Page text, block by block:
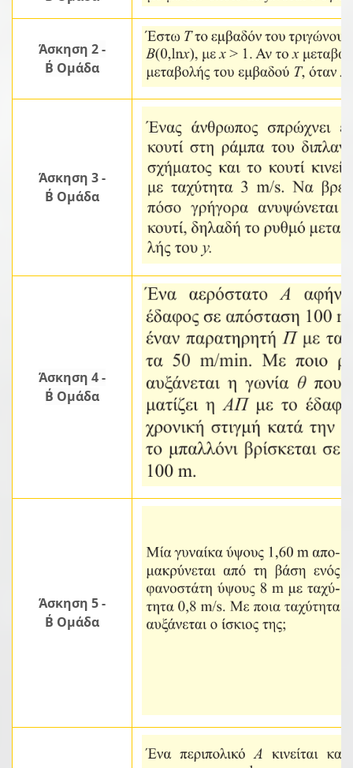
Άσκηση 2 -
Β΄ Ομάδα
Άσκηση 3 -
Β΄ Ομάδα
Άσκηση 4 -
Β΄ Ομάδα
Άσκηση 5 -
Β΄ Ομάδα